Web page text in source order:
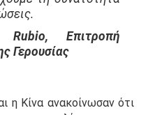
Rubio, Επιτροπή
Γερουσίας
η Κίνα ανακοίνωσαν ότι